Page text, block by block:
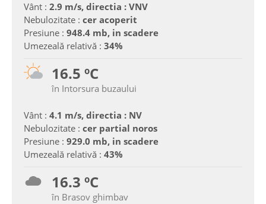
Vânt : 2.9 m/s, directia : VNV
Nebulozitate : cer acoperit
Presiune : 948.4 mb, in scadere
Umezeală relativă : 34%
16.5 ºC
în Intorsura buzaului
Vânt : 4.1 m/s, directia : NV
Nebulozitate : cer partial noros
Presiune : 929.0 mb, in scadere
Umezeală relativă : 43%
16.3 ºC
în Brasov ghimbav